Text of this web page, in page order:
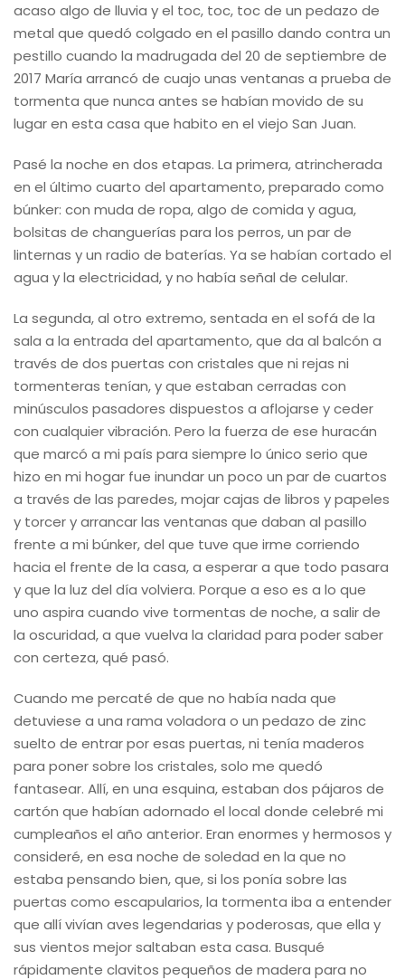
acaso algo de lluvia y el toc, toc, toc de un pedazo de
metal que quedó colgado en el pasillo dando contra un
pestillo cuando la madrugada del 20 de septiembre de
2017 María arrancó de cuajo unas ventanas a prueba de
tormenta que nunca antes se habían movido de su
lugar en esta casa que habito en el viejo San Juan.
Pasé la noche en dos etapas. La primera, atrincherada
en el último cuarto del apartamento, preparado como
búnker: con muda de ropa, algo de comida y agua,
bolsitas de changuerías para los perros, un par de
linternas y un radio de baterías. Ya se habían cortado el
agua y la electricidad, y no había señal de celular.
La segunda, al otro extremo, sentada en el sofá de la
sala a la entrada del apartamento, que da al balcón a
través de dos puertas con cristales que ni rejas ni
tormenteras tenían, y que estaban cerradas con
minúsculos pasadores dispuestos a aflojarse y ceder
con cualquier vibración. Pero la fuerza de ese huracán
que marcó a mi país para siempre lo único serio que
hizo en mi hogar fue inundar un poco un par de cuartos
a través de las paredes, mojar cajas de libros y papeles
y torcer y arrancar las ventanas que daban al pasillo
frente a mi búnker, del que tuve que irme corriendo
hacia el frente de la casa, a esperar a que todo pasara
y que la luz del día volviera. Porque a eso es a lo que
uno aspira cuando vive tormentas de noche, a salir de
la oscuridad, a que vuelva la claridad para poder saber
con certeza, qué pasó.
Cuando me percaté de que no había nada que
detuviese a una rama voladora o un pedazo de zinc
suelto de entrar por esas puertas, ni tenía maderos
para poner sobre los cristales, solo me quedó
fantasear. Allí, en una esquina, estaban dos pájaros de
cartón que habían adornado el local donde celebré mi
cumpleaños el año anterior. Eran enormes y hermosos y
consideré, en esa noche de soledad en la que no
estaba pensando bien, que, si los ponía sobre las
puertas como escapularios, la tormenta iba a entender
que allí vivían aves legendarias y poderosas, que ella y
sus vientos mejor saltaban esta casa. Busqué
rápidamente clavitos pequeños de madera para no